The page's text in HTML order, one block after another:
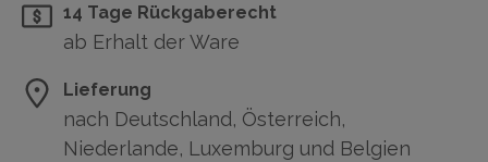
14 Tage Rückgaberecht
ab Erhalt der Ware
Lieferung
nach Deutschland, Österreich,
Niederlande, Luxemburg und Belgien